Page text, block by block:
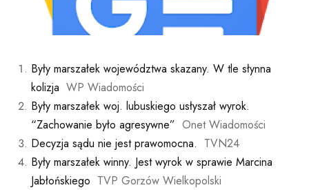
Były marszałek województwa skazany. W tle słynna
kolizja WP Wiadomości
Były marszałek woj. lubuskiego usłyszał wyrok.
“Zachowanie było agresywne” Onet Wiadomości
Decyzja sądu nie jest prawomocna. TVN24
Były marszałek winny. Jest wyrok w sprawie Marcina
Jabłońskiego TVP Gorzów Wielkopolski